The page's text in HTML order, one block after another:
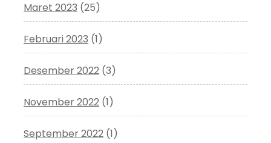
Maret 2023 (25)
Februari 2023 (1)
Desember 2022 (3)
November 2022 (1)
September 2022 (1)